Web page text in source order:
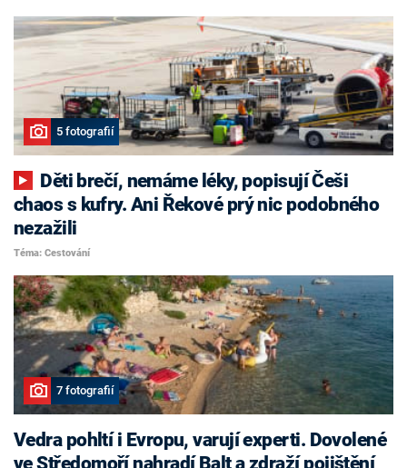
5 fotografií
chaos s kufry. Ani Řekové prý nic podobného
nezažili
Téma: Cestování
7 fotografií
Vedra pohltí i Evropu, varují experti. Dovolené
ve Středomoří nahradí Balt a zdraží pojištění